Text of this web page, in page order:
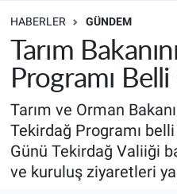
HABERLER GÜNDEM
Tarım
Programı
Tarım ve Orman
Tekirdağ Programı
Günü Tekirdağ Valiiği
ve kuruluş ziyaretleri